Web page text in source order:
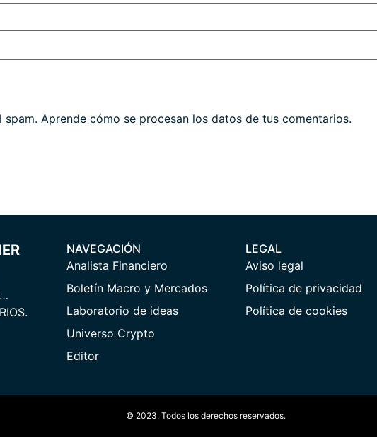
spam. Aprende cómo se procesan los datos de tus comentarios.
NAVEGACIÓN
Analista Financiero
Boletín Macro y Mercados
Laboratorio de ideas
Universo Crypto
Editor
LEGAL
Aviso legal
Política de privacidad
Política de cookies
© 2023. Todos los derechos reservados.